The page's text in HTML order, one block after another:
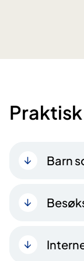
Barn